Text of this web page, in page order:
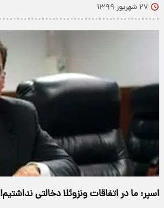
۲۷ شهریور ۱۳۹۹
اسپر: ما در اتفاقات ونزوئلا دخالتی نداشتیم!